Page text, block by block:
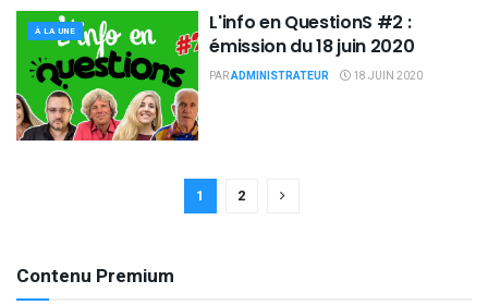
À LA UNE
L'info en QuestionS #2 :
émission du 18 juin 2020
PARADMINISTRATEUR 18 JUIN 2020
1 2
Contenu Premium